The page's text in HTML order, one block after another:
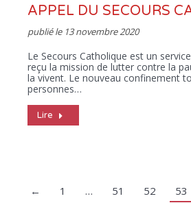
APPEL DU SECOURS
publié le 13 novembre 2020
Le Secours Catholique est un service
reçu la mission de lutter contre la
la vivent. Le nouveau confinement
personnes…
Lire
← 1 … 51 52 53